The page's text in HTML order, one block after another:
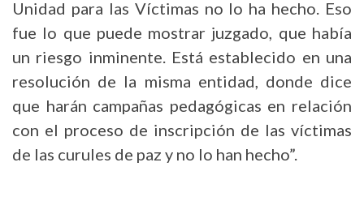
Unidad para las Víctimas no lo ha hecho. Eso
fue lo que puede mostrar juzgado, que había
un riesgo inminente. Está establecido en una
resolución de la misma entidad, donde dice
que harán campañas pedagógicas en relación
con el proceso de inscripción de las víctimas
de las curules de paz y no lo han hecho”.